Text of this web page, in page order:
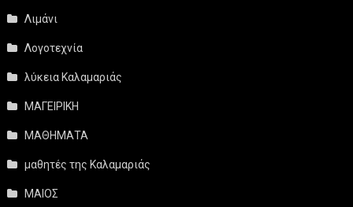
Λιμάνι
Λογοτεχνία
λύκεια Καλαμαριάς
ΜΑΓΕΙΡΙΚΗ
ΜΑΘΗΜΑΤΑ
μαθητές της Καλαμαριάς
ΜΑΙΟΣ